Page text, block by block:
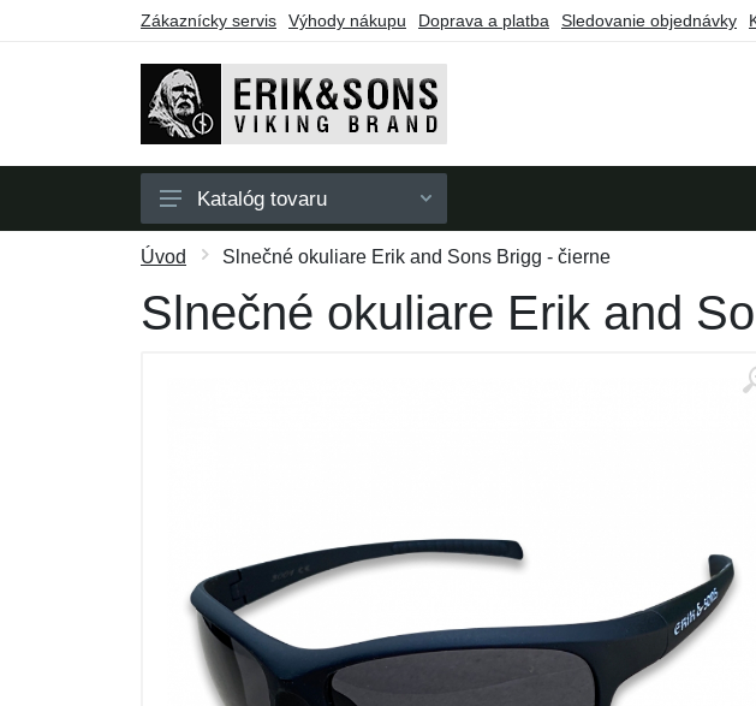
Zákaznícky servis Výhody nákupu Doprava a platba Sledovanie objednávky
Pánske
Dámske
Katalóg tovaru
Úvod Slnečné okuliare Erik and Sons Brigg - čierne
Slnečné okuliare Erik and